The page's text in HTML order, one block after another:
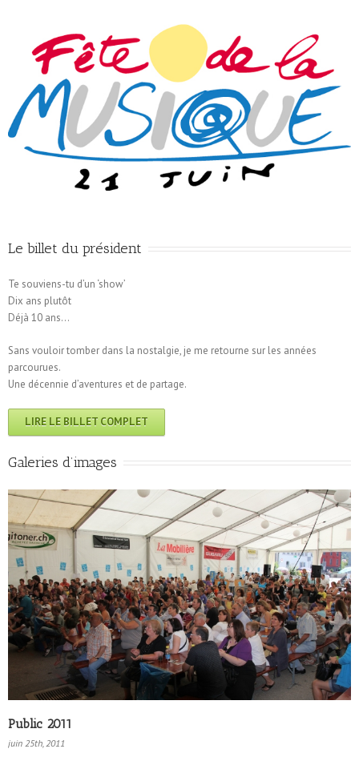
Le billet du président
Te souviens-tu d’un ‘show’
Dix ans plutôt
Déjà 10 ans…
Sans vouloir tomber dans la nostalgie, je me retourne sur les années
parcourues.
Une décennie d’aventures et de partage.
LIRE LE BILLET COMPLET
Galeries d’images
Public 2011
juin 25th, 2011